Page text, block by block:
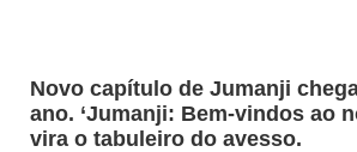
Novo capítulo de Jumanji
ano. ‘Jumanji: Bem-vindos ao
vira o tabuleiro do avesso.